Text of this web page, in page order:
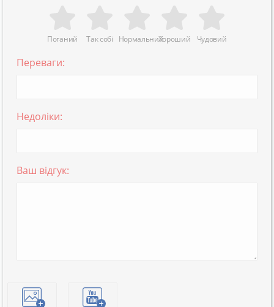
Поганий Так собі НормальнийХороший Чудовий
Переваги:
Недоліки:
Ваш відгук: